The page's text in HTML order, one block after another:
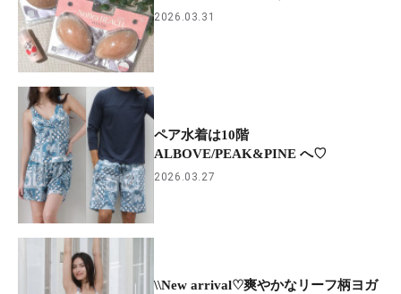
2026.03.31
ペア水着は10階
ALBOVE/PEAK&PINE へ♡
2026.03.27
\\New arrival♡爽やかなリーフ柄ヨガ